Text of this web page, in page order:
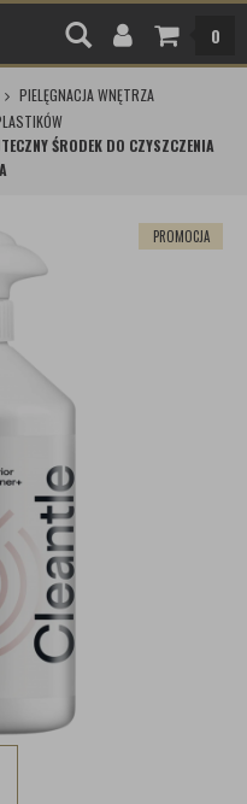
0
PIELĘGNACJA WNĘTRZA
ŚRODEK DO CZYSZCZENIA
PROMOCJA